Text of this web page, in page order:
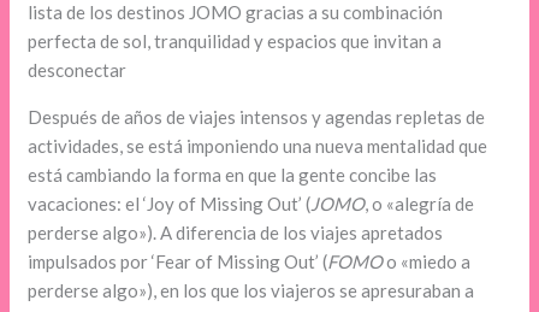
lista de los destinos JOMO gracias a su combinación
perfecta de sol, tranquilidad y espacios que invitan a
desconectar
Después de años de viajes intensos y agendas repletas de
actividades, se está imponiendo una nueva mentalidad que
está cambiando la forma en que la gente concibe las
vacaciones: el ‘Joy of Missing Out’ (JOMO, o «alegría de
perderse algo»). A diferencia de los viajes apretados
impulsados por ‘Fear of Missing Out’ (FOMOo «miedo a
perderse algo»), en los que los viajeros se apresuraban a